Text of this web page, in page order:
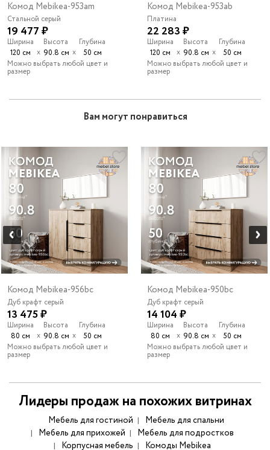
Комод Mebikea-953am
Стальной серый
19 477 ₽
Ширина
120 см
х
Высота
90.8 см х
Глубина
50 см
Можно выбрать любой цвет и
размер
Комод Mebikea-953ab
Платина
22 283 ₽
Ширина
120 см
х
Высота
90.8 см х
Глубина
50 см
Можно выбрать любой цвет и
размер
Вам могут понравиться
Комод Mebikea-956bc
Дуб крафт серый
13 475 ₽
Ширина
80 см
х
Высота
90.8 см х
Глубина
50 см
Можно выбрать любой цвет и
размер
Комод Mebikea-950bc
Дуб крафт серый
14 104 ₽
Ширина
80 см
х
Высота
90.8 см х
Глубина
50 см
Можно выбрать любой цвет и
размер
Лидеры продаж на похожих витринах
Мебель для гостиной
Мебель для спальни
Мебель для прихожей
Мебель для подростков
Корпусная мебель
Комоды Mebikea